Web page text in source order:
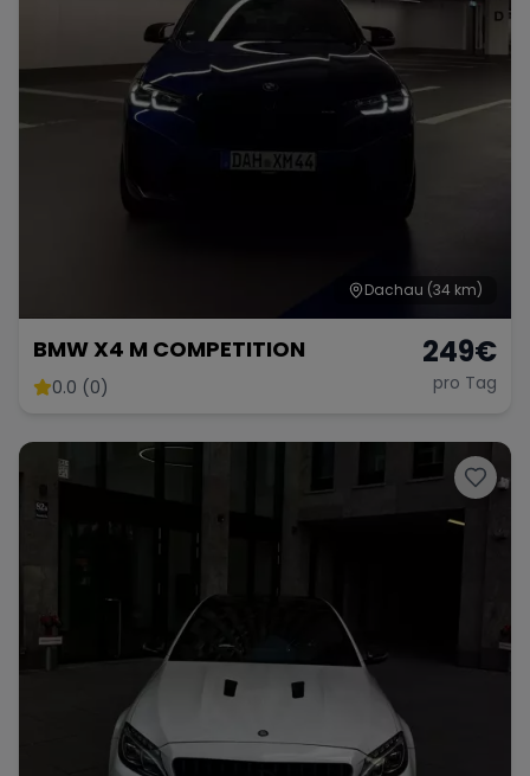
Dachau (34 km)
BMW X4 M COMPETITION
0.0 (0)
249€
pro Tag